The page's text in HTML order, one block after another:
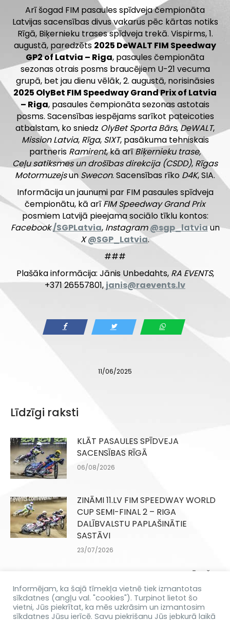
Arī šogad FIM pasaules spīdveja čempionāta
Latvijas sacensības divus vakarus pēc kārtas notiks
Rīgā, Biķernieku trases spīdveja trekā. Vispirms, 1.
augustā, paredzēts 2025 DeWALT FIM Speedway
GP2 of Latvia – Riga, pasaules čempionāta
sezonas otrais posms braucējiem U-21 vecuma
grupā, bet jau dienu vēlāk, 2. augustā, norisināsies
2025 OlyBet FIM Speedway Grand Prix of Latvia
– Riga, pasaules čempionāta sezonas astotais
posms. Sacensības iespējams sarīkot pateicoties
atbalstam, ko sniedz OlyBet Sporta Bārs, DeWALT,
Mission Latvia, Rīga, SIXT, pasākuma tehniskais
partneris Ramirent, kā arīBiķernieku trase,
Ceļu satiksmes un drošības direkcija (CSDD), Rīgas
MotormuzejsunSwecon. Sacensības rīko D4K, SIA.
Informācija un jaunumi par FIM pasaules spīdveja
čempionātu, kā arīFIM Speedway Grand Prix
posmiem Latvijā pieejama sociālo tīklu kontos:
Facebook/SGPLatvia, Instagram @sgp_latviaun
X @SGP_Latvia.
###
Plašāka informācija: Jānis Unbedahts, RA EVENTS,
+371 26557801, janis@raevents.lv
11/06/2025
Līdzīgi raksti
KLĀT PASAULES SPĪDVEJA
SACENSĪBAS RĪGĀ
06/08/2026
ZINĀMI 11.LV FIM SPEEDWAY WORLD
CUP SEMI-FINAL 2 – RIGA
DALĪBVALSTU PAPLAŠINĀTIE
SASTĀVI
23/07/2026
DANIILS KOLODINSKIS SAŅEM ĪPAŠO
IELŪGUMU
16/07/2026
Informējam, ka šajā tīmekļa vietnē tiek izmantotas
sīkdatnes (angļu val. "cookies"). Turpinot lietot šo
vietni, Jūs piekrītat, ka mēs uzkrāsim un izmantosim
sīkdatnes Jūsu ierīcē. Savu piekrišanu Jūs jebkurā laikā